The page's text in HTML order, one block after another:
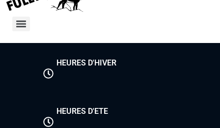
HEURES D'HIVER
HEURES D'ETE